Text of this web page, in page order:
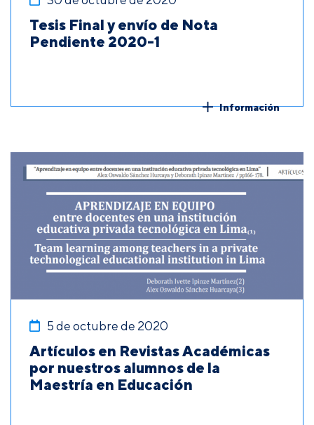
Tesis Final y envío de Nota
Pendiente 2020-1
Información
5 de octubre de 2020
Artículos en Revistas Académicas
por nuestros alumnos de la
Maestría en Educación